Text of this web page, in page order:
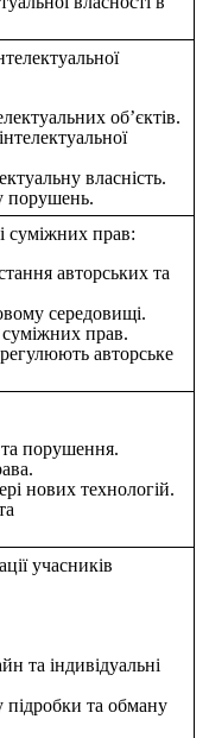
об’єктів.
власність.
порушень.
суміжних прав:
авторських та
середовищі.
прав.
авторське
порушення.
нових технологій.
учасників
та індивідуальні
та обману